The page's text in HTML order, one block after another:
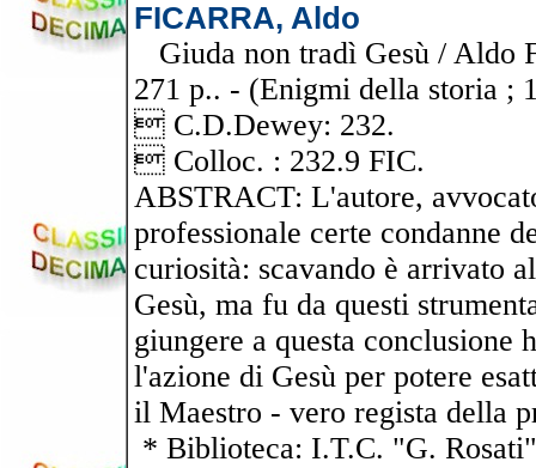
FICARRA, Aldo
Giuda non tradì Gesù / Aldo
271 p.. - (Enigmi della storia ;
 C.D.Dewey: 232.
 Colloc. : 232.9 FIC.
ABSTRACT: L'autore,
professionale certe condanne
curiosità: scavando è arrivato
Gesù, ma fu da questi
giungere a questa conclusione
l'azione di Gesù per potere
il Maestro - vero regista della
* Biblioteca: I.T.C. "G. Rosati"